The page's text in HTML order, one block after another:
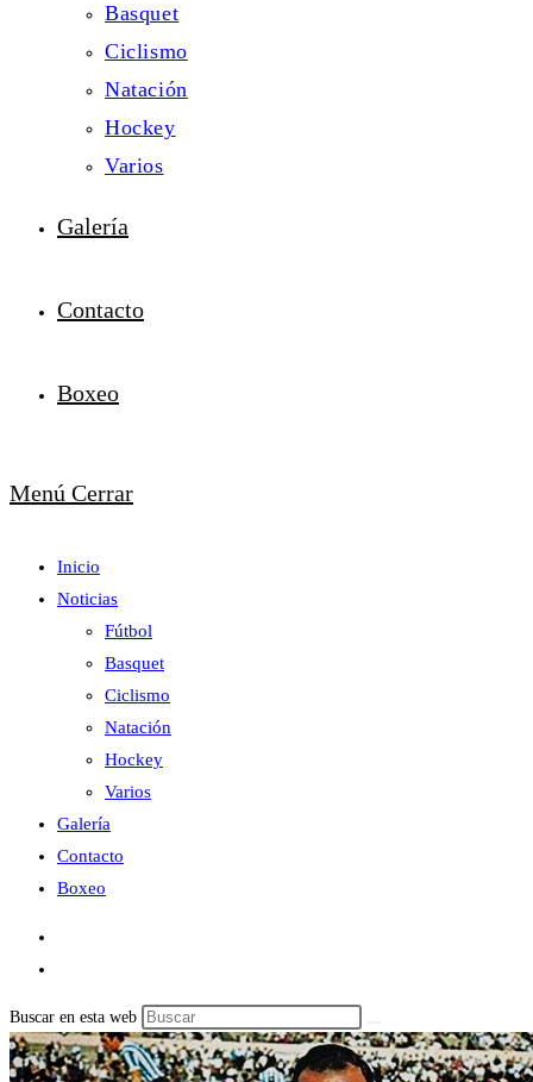
Basquet
Ciclismo
Natación
Hockey
Varios
Galería
Contacto
Boxeo
Menú Cerrar
Inicio
Noticias
Fútbol
Basquet
Ciclismo
Natación
Hockey
Varios
Galería
Contacto
Boxeo
Buscar en esta web